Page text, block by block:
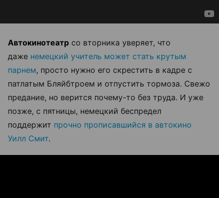
Автокинотеатр со вторника уверяет, что
даже немецкий учитель может стать крутым
парнем, просто нужно его скрестить в кадре с
патлатым Бляйбтроем и отпустить тормоза. Свежо
предание, но верится почему-то без труда. И уже
позже, с пятницы, немецкий беспредел
поддержит прочно прописавшийся в автокино
Уилл Смит.